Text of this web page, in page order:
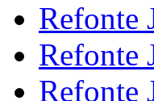
Refonte
Refonte
Refonte